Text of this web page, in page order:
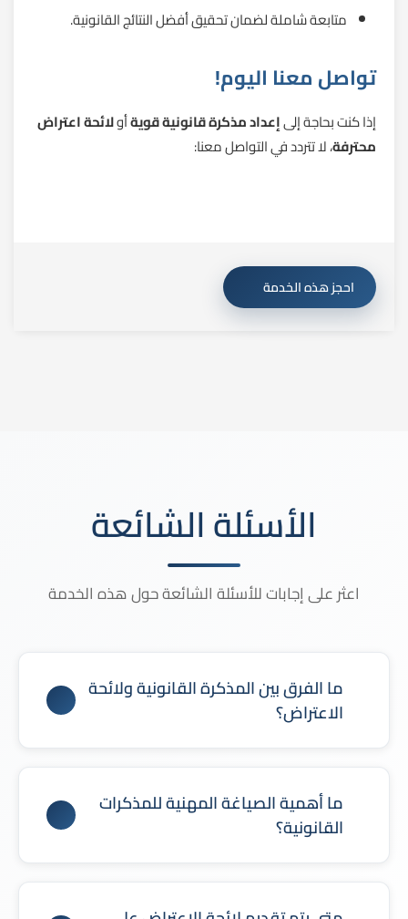
متابعة شاملة لضمان تحقيق أفضل النتائج القانونية.
تواصل معنا اليوم!
إذا كنت بحاجة إلىإعداد مذكرة قانونية قويةأولائحة اعتراض
محترفة، لا تتردد في التواصل معنا:
احجز هذه الخدمة
الأسئلة الشائعة
اعثر على إجابات للأسئلة الشائعة حول هذه الخدمة
ما الفرق بين المذكرة القانونية ولائحة
الاعتراض؟
المذكرة القانونية تُقدم أثناء سير الدعوى لعرض
الدفوع والأسانيد القانونية، بينما تُقدم لائحة الاعتراض
للطعن في حكم قضائي لوجود خطأ في تطبيق النظام
ما أهمية الصياغة المهنية للمذكرات
القانونية؟
الصياغة المهنية تعزز قوة الدفوع القانونية، وتمنع
الأخطاء الإجرائية، وتضمن الالتزام بمتطلبات المحكمة،